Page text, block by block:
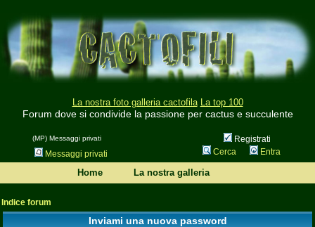
La nostra foto galleria cactofila La top 100
Forum dove si condivide la passione per cactus e succulente
(MP) Messaggi privati
Registrati
Messaggi privati
Cerca Entra
Home La nostra galleria
Indice forum
Inviami una nuova password